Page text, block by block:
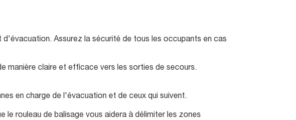
Assurez la sécurité de tous les occupants en cas
manière claire et efficace vers les sorties de secours.
en charge de l'évacuation et de ceux qui suivent.
rouleau de balisage vous aidera à délimiter les zones